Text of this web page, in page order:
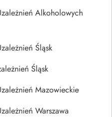
Alkoholowych
Śląsk
Śląsk
Mazowieckie
Warszawa